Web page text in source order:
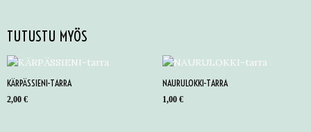
TUTUSTU MYÖS
KÄRPÄSSIENI-TARRA
2,00 €
NAURULOKKI-TARRA
1,00 €